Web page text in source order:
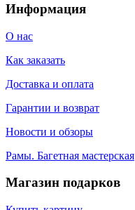
Информация
О нас
Как заказать
Доставка и оплата
Гарантии и возврат
Новости и обзоры
Рамы. Багетная мастерская
Магазин подарков